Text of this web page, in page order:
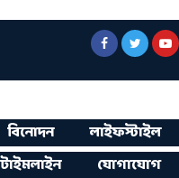
বিনোদন
লাইফস্টাইল
টাইমলাইন
যোগাযোগ